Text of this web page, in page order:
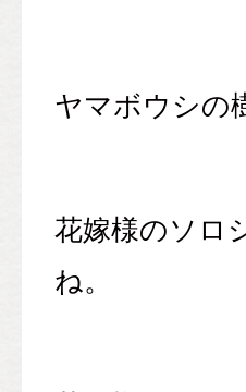
ヤマボウシの
花嫁様のソロ
ね。